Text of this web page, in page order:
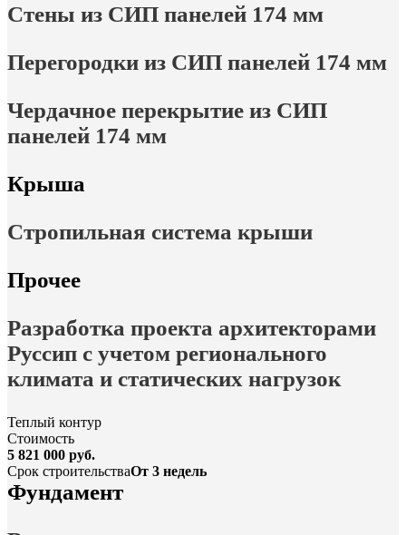
Стены из СИП панелей 174 мм
Перегородки из СИП панелей 174 мм
Чердачное перекрытие из СИП
панелей 174 мм
Крыша
Стропильная система крыши
Прочее
Разработка проекта архитекторами
Руссип с учетом регионального
климата и статических нагрузок
Теплый контур
Стоимость
5 821 000 руб.
Срок строительстваОт 3 недель
Фундамент